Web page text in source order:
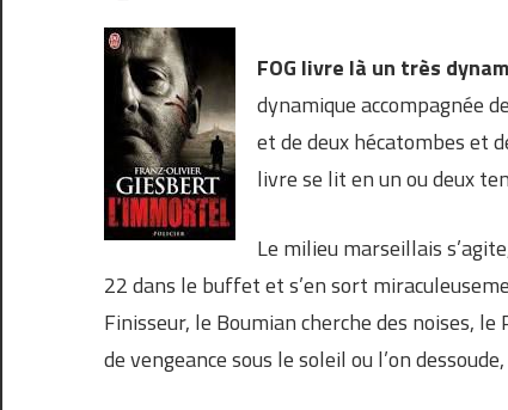
FOG livre là un très
dynamique accompagnée
et de deux hécatombes et
livre se lit en un ou deux
Le milieu marseillais
22 dans le buffet et s’en sort
Finisseur, le Boumian cherche des noises,
de vengeance sous le soleil ou l’on